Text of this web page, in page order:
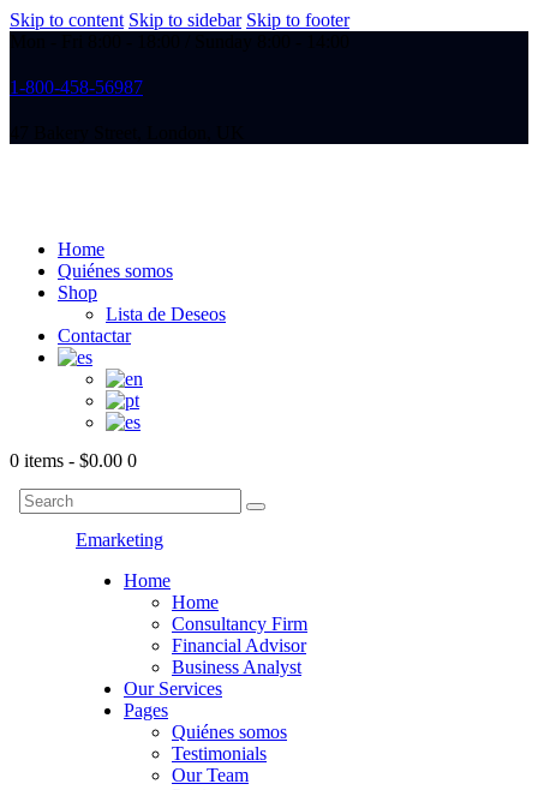
Skip to content Skip to sidebar Skip to footer
1-800-458-56987
Home
Quiénes somos
Shop
Lista de Deseos
Contactar
0 items - $0.00 0
Emarketing
Home
Home
Consultancy Firm
Financial Advisor
Business Analyst
Our Services
Pages
Quiénes somos
Testimonials
Our Team